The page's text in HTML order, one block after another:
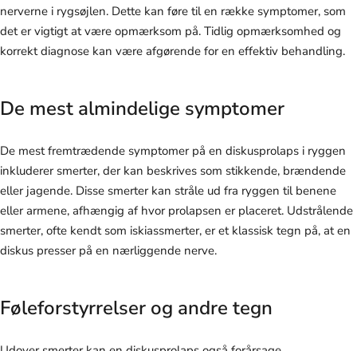
nerverne i rygsøjlen. Dette kan føre til en række symptomer, som
det er vigtigt at være opmærksom på. Tidlig opmærksomhed og
korrekt diagnose kan være afgørende for en effektiv behandling.
De mest almindelige symptomer
De mest fremtrædende symptomer på en diskusprolaps i ryggen
inkluderer smerter, der kan beskrives som stikkende, brændende
eller jagende. Disse smerter kan stråle ud fra ryggen til benene
eller armene, afhængig af hvor prolapsen er placeret. Udstrålende
smerter, ofte kendt som iskiassmerter, er et klassisk tegn på, at en
diskus presser på en nærliggende nerve.
Føleforstyrrelser og andre tegn